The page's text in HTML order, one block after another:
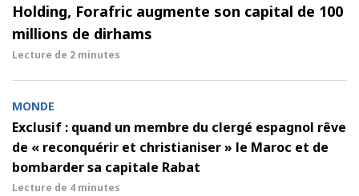
Holding, Forafric augmente son capital de 100
millions de dirhams
Lecture de 2 minutes
MONDE
Exclusif : quand un membre du clergé espagnol rêve
de « reconquérir et christianiser » le Maroc et de
bombarder sa capitale Rabat
Lecture de 4 minutes